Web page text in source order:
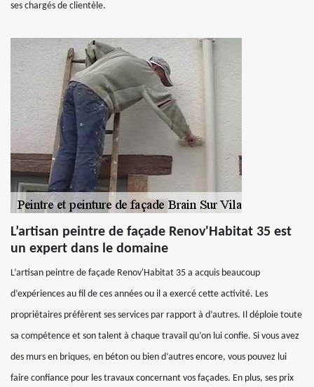
ses chargés de clientèle.
L’artisan peintre de façade Renov'Habitat 35 est
un expert dans le domaine
L’artisan peintre de façade Renov'Habitat 35 a acquis beaucoup
d’expériences au fil de ces années ou il a exercé cette activité. Les
propriétaires préfèrent ses services par rapport à d’autres. Il déploie toute
sa compétence et son talent à chaque travail qu’on lui confie. Si vous avez
des murs en briques, en béton ou bien d’autres encore, vous pouvez lui
faire confiance pour les travaux concernant vos façades. En plus, ses prix